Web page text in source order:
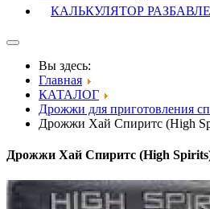
КАЛЬКУЛЯТОР
Вы здесь:
Главная
КАТАЛОГ
Дрожжи для приготовления
Дрожжи Хай Спиритс (High
Дрожжи Хай Спиритс (High